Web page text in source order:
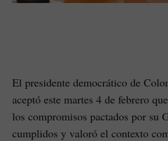
El presidente democrático de
aceptó este martes 4 de febrero
los compromisos pactados por su
cumplidos y valoró el contexto